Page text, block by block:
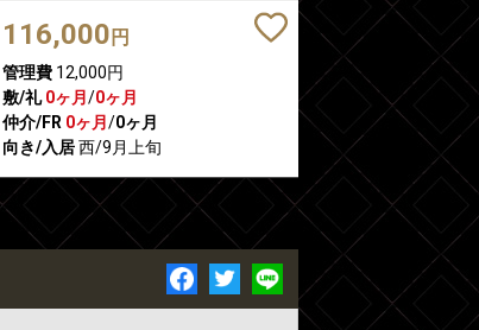
116,000 円
管理費12,000円
敷/礼 0ヶ月/0ヶ月
仲介/FR 0ヶ月/0ヶ月
向き/入居西/9月上旬